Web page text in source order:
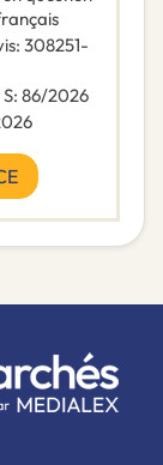
: 308251-
: 86/2026